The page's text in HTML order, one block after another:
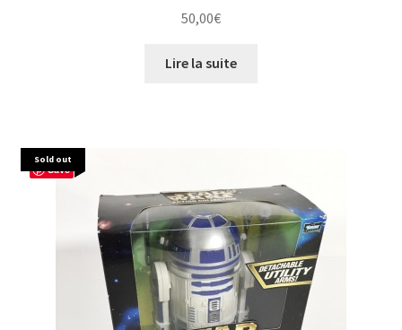
50,00€
Lire la suite
Sold out
Save